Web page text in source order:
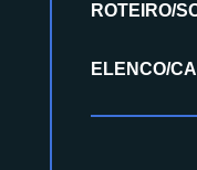
ROTEIRO/
ELENCO/